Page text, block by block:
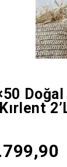
Doğal